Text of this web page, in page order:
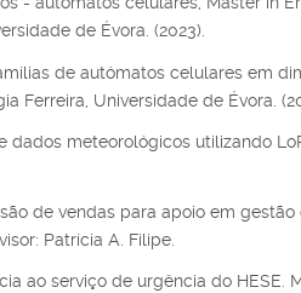
de Évora. (2023).
de autómatos celulares em
Ferreira, Universidade de Évora.
dados meteorológicos utilizando
de vendas para apoio em
Patrícia A. Filipe.
ao serviço de urgência do HESE.